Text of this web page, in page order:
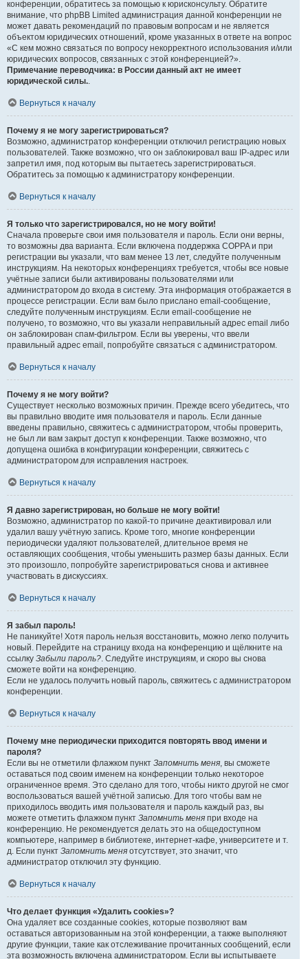
конференции, обратитесь за помощью к юрисконсульту. Обратите
внимание, что phpBB Limited администрация данной конференции не
может давать рекомендаций по правовым вопросам и не является
объектом юридических отношений, кроме указанных в ответе на вопрос
«С кем можно связаться по вопросу некорректного использования и/или
юридических вопросов, связанных с этой конференцией?».
Примечание переводчика: в России данный акт не имеет
юридической силы..
Вернуться к началу
Почему я не могу зарегистрироваться?
Возможно, администратор конференции отключил регистрацию новых
пользователей. Также возможно, что он заблокировал ваш IP-адрес или
запретил имя, под которым вы пытаетесь зарегистрироваться.
Обратитесь за помощью к администратору конференции.
Вернуться к началу
Я только что зарегистрировался, но не могу войти!
Сначала проверьте свои имя пользователя и пароль. Если они верны,
то возможны два варианта. Если включена поддержка COPPA и при
регистрации вы указали, что вам менее 13 лет, следуйте полученным
инструкциям. На некоторых конференциях требуется, чтобы все новые
учётные записи были активированы пользователями или
администратором до входа в систему. Эта информация отображается в
процессе регистрации. Если вам было прислано email-сообщение,
следуйте полученным инструкциям. Если email-сообщение не
получено, то возможно, что вы указали неправильный адрес email либо
он заблокирован спам-фильтром. Если вы уверены, что ввели
правильный адрес email, попробуйте связаться с администратором.
Вернуться к началу
Почему я не могу войти?
Существует несколько возможных причин. Прежде всего убедитесь, что
вы правильно вводите имя пользователя и пароль. Если данные
введены правильно, свяжитесь с администратором, чтобы проверить,
не был ли вам закрыт доступ к конференции. Также возможно, что
допущена ошибка в конфигурации конференции, свяжитесь с
администратором для исправления настроек.
Вернуться к началу
Я давно зарегистрирован, но больше не могу войти!
Возможно, администратор по какой-то причине деактивировал или
удалил вашу учётную запись. Кроме того, многие конференции
периодически удаляют пользователей, длительное время не
оставляющих сообщения, чтобы уменьшить размер базы данных. Если
это произошло, попробуйте зарегистрироваться снова и активнее
участвовать в дискуссиях.
Вернуться к началу
Я забыл пароль!
Не паникуйте! Хотя пароль нельзя восстановить, можно легко получить
новый. Перейдите на страницу входа на конференцию и щёлкните на
ссылку Забыли пароль?. Следуйте инструкциям, и скоро вы снова
сможете войти на конференцию.
Если не удалось получить новый пароль, свяжитесь с администратором
конференции.
Вернуться к началу
Почему мне периодически приходится повторять ввод имени и
пароля?
Если вы не отметили флажком пункт Запомнить меня, вы сможете
оставаться под своим именем на конференции только некоторое
ограниченное время. Это сделано для того, чтобы никто другой не смог
воспользоваться вашей учётной записью. Для того чтобы вам не
приходилось вводить имя пользователя и пароль каждый раз, вы
можете отметить флажком пункт Запомнить меня при входе на
конференцию. Не рекомендуется делать это на общедоступном
компьютере, например в библиотеке, интернет-кафе, университете и т.
д. Если пункт Запомнить меня отсутствует, это значит, что
администратор отключил эту функцию.
Вернуться к началу
Что делает функция «Удалить cookies»?
Она удаляет все созданные cookies, которые позволяют вам
оставаться авторизованным на этой конференции, а также выполняют
другие функции, такие как отслеживание прочитанных сообщений, если
эта возможность включена администратором. Если вы испытываете